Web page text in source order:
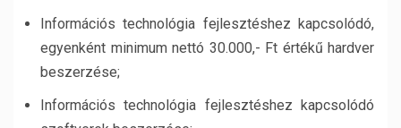
Információs technológia fejlesztéshez kapcsolódó,
egyenként minimum nettó 30.000,- Ft értékű hardver
beszerzése;
Információs technológia fejlesztéshez kapcsolódó